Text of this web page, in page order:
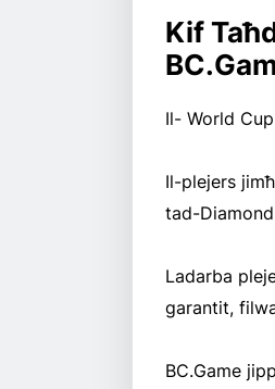
Kif
Il- World
Il-plejers
tad-
Ladarba
garantit,
BC.Game